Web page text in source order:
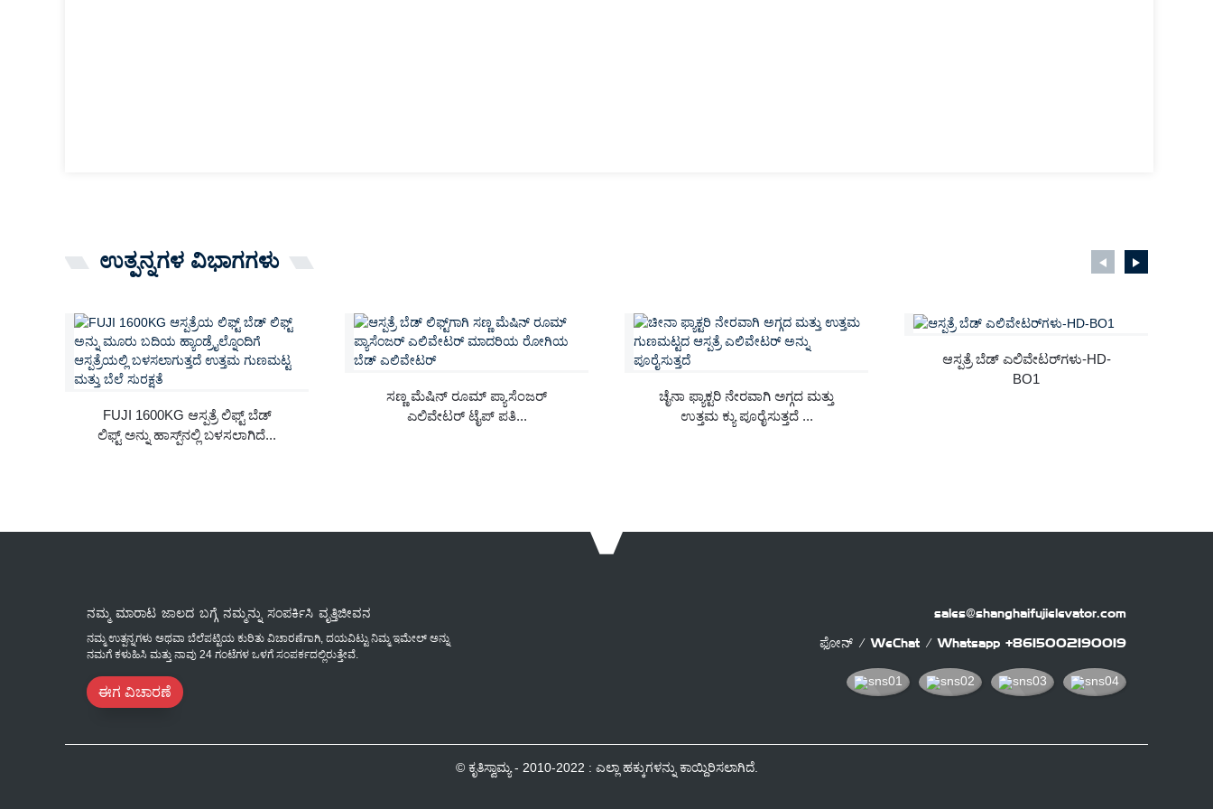
ಉತ್ಪನ್ನಗಳ ವಿಭಾಗಗಳು
FUJI 1600KG ಆಸ್ಪತ್ರೆ ಲಿಫ್ಟ್ ಬೆಡ್
ಲಿಫ್ಟ್ ಅನ್ನು ಹಾಸ್ಪ್‌ನಲ್ಲಿ ಬಳಸಲಾಗಿದೆ...
ಸಣ್ಣ ಮೆಷಿನ್ ರೂಮ್ ಪ್ಯಾಸೆಂಜರ್
ಎಲಿವೇಟರ್ ಟೈಪ್ ಪತಿ...
ಚೈನಾ ಫ್ಯಾಕ್ಟರಿ ನೇರವಾಗಿ ಅಗ್ಗದ ಮತ್ತು
ಉತ್ತಮ ಕ್ಯು ಪೂರೈಸುತ್ತದೆ ...
ಆಸ್ಪತ್ರೆ ಬೆಡ್ ಎಲಿವೇಟರ್‌ಗಳು-HD-
BO1
ನಮ್ಮ ಮಾರಾಟ ಜಾಲದ ಬಗ್ಗೆ ನಮ್ಮನ್ನು ಸಂಪರ್ಕಿಸಿ ವೃತ್ತಿಜೀವನ
ನಮ್ಮ ಉತ್ಪನ್ನಗಳು ಅಥವಾ ಬೆಲೆಪಟ್ಟಿಯ ಕುರಿತು ವಿಚಾರಣೆಗಾಗಿ, ದಯವಿಟ್ಟು ನಿಮ್ಮ ಇಮೇಲ್ ಅನ್ನು
ನಮಗೆ ಕಳುಹಿಸಿ ಮತ್ತು ನಾವು 24 ಗಂಟೆಗಳ ಒಳಗೆ ಸಂಪರ್ಕದಲ್ಲಿರುತ್ತೇವೆ.
ಈಗ ವಿಚಾರಣೆ
sales@shanghaifujielevator.com
ಫೋನ್ / WeChat / Whatsapp +8615002190019
© ಕೃತಿಸ್ವಾಮ್ಯ - 2010-2022 : ಎಲ್ಲಾ ಹಕ್ಕುಗಳನ್ನು ಕಾಯ್ದಿರಿಸಲಾಗಿದೆ.